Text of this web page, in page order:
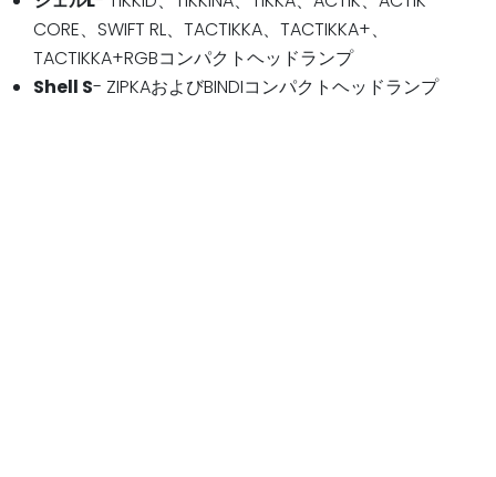
CORE、SWIFT RL、TACTIKKA、TACTIKKA+、
TACTIKKA+RGBコンパクトヘッドランプ
Shell S- ZIPKAおよびBINDIコンパクトヘッドランプ